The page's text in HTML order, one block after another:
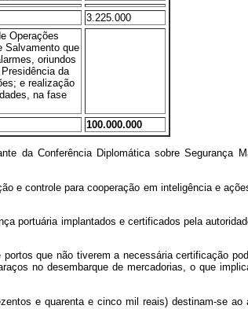
3.225.000
Operações
Salvamento que
oriundos
da
e realização
na fase
100.000.000
da Conferência Diplomática sobre Segurança
e controle para cooperação em inteligência e
portuária implantados e certificados pela
que não tiverem a necessária certificação
no desembarque de mercadorias, o que
e quarenta e cinco mil reais) destinam-se